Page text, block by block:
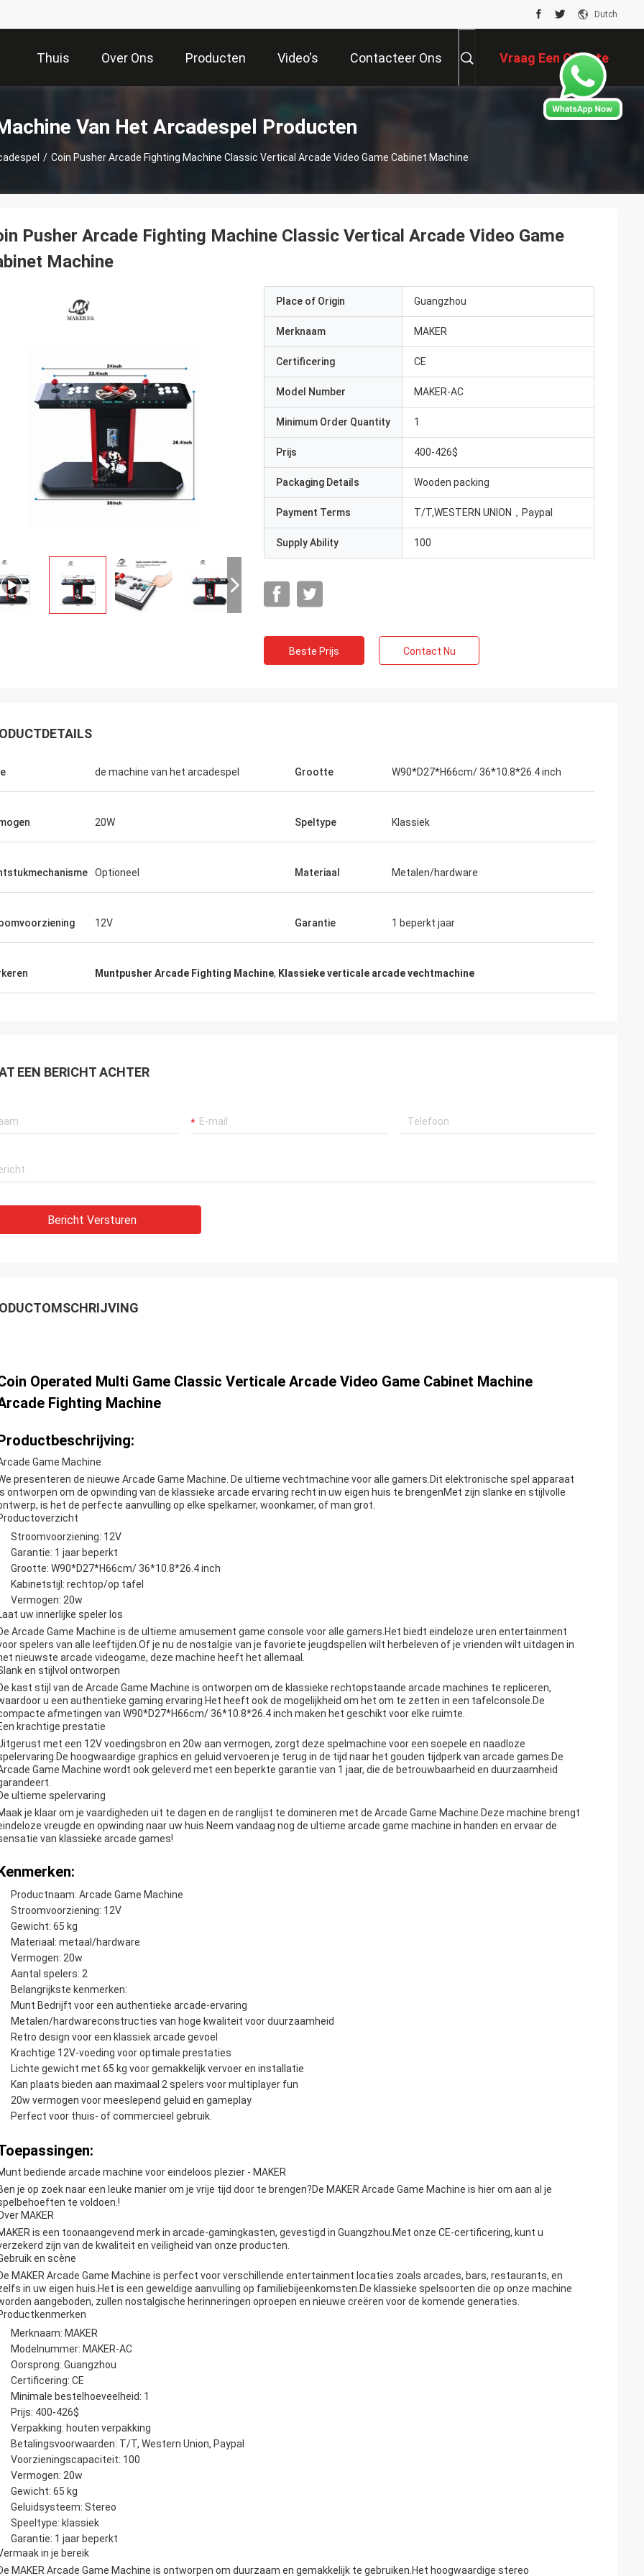
Dutch
Thuis Over Ons Producten Video's Contacteer Ons Vraag Een Offerte
Aan
Van Het Arcadespel Producten
/ Coin Pusher Arcade Fighting Machine Classic Vertical Arcade Video Game Cabinet Machine
Pusher Arcade Fighting Machine Classic Vertical Arcade Video Game
Machine
Place of Origin Guangzhou
Merknaam MAKER
Certificering CE
Model Number MAKER-AC
Minimum Order Quantity 1
Prijs 400-426$
Packaging Details Wooden packing
Payment Terms T/T,WESTERN UNION，Paypal
Supply Ability 100
Beste Prijs Contact Nu
de machine van het arcadespel Grootte W90*D27*H66cm/ 36*10.8*26.4 inch
20W Speltype Klassiek
Optioneel Materiaal Metalen/hardware
12V Garantie 1 beperkt jaar
Muntpusher Arcade Fighting Machine, Klassieke verticale arcade vechtmachine
EEN BERICHT ACHTER
Bericht Versturen
Operated Multi Game Classic Verticale Arcade Video Game Cabinet Machine
Fighting Machine
Game Machine
presenteren de nieuwe Arcade Game Machine. De ultieme vechtmachine voor alle gamers.Dit elektronische spel apparaat
ontworpen om de opwinding van de klassieke arcade ervaring recht in uw eigen huis te brengenMet zijn slanke en stijlvolle
is het de perfecte aanvulling op elke spelkamer, woonkamer, of man grot.
Stroomvoorziening: 12V
Garantie: 1 jaar beperkt
Grootte: W90*D27*H66cm/ 36*10.8*26.4 inch
Kabinetstijl: rechtop/op tafel
Vermogen: 20w
uw innerlijke speler los
Arcade Game Machine is de ultieme amusement game console voor alle gamers.Het biedt eindeloze uren entertainment
spelers van alle leeftijden.Of je nu de nostalgie van je favoriete jeugdspellen wilt herbeleven of je vrienden wilt uitdagen in
nieuwste arcade videogame, deze machine heeft het allemaal.
en stijlvol ontworpen
kast stijl van de Arcade Game Machine is ontworpen om de klassieke rechtopstaande arcade machines te repliceren,
u een authentieke gaming ervaring.Het heeft ook de mogelijkheid om het om te zetten in een tafelconsole.De
afmetingen van W90*D27*H66cm/ 36*10.8*26.4 inch maken het geschikt voor elke ruimte.
krachtige prestatie
met een 12V voedingsbron en 20w aan vermogen, zorgt deze spelmachine voor een soepele en naadloze
hoogwaardige graphics en geluid vervoeren je terug in de tijd naar het gouden tijdperk van arcade games.De
Game Machine wordt ook geleverd met een beperkte garantie van 1 jaar, die de betrouwbaarheid en duurzaamheid
ultieme spelervaring
je klaar om je vaardigheden uit te dagen en de ranglijst te domineren met de Arcade Game Machine.Deze machine brengt
vreugde en opwinding naar uw huis.Neem vandaag nog de ultieme arcade game machine in handen en ervaar de
van klassieke arcade games!
Productnaam: Arcade Game Machine
Stroomvoorziening: 12V
Gewicht: 65 kg
Materiaal: metaal/hardware
Vermogen: 20w
Aantal spelers: 2
Belangrijkste kenmerken:
Munt Bedrijft voor een authentieke arcade-ervaring
Metalen/hardwareconstructies van hoge kwaliteit voor duurzaamheid
Retro design voor een klassiek arcade gevoel
Krachtige 12V-voeding voor optimale prestaties
Lichte gewicht met 65 kg voor gemakkelijk vervoer en installatie
Kan plaats bieden aan maximaal 2 spelers voor multiplayer fun
20w vermogen voor meeslepend geluid en gameplay
Perfect voor thuis- of commercieel gebruik.
bediende arcade machine voor eindeloos plezier - MAKER
je op zoek naar een leuke manier om je vrije tijd door te brengen?De MAKER Arcade Game Machine is hier om aan al je
te voldoen.!
MAKER
is een toonaangevend merk in arcade-gamingkasten, gevestigd in Guangzhou.Met onze CE-certificering, kunt u
zijn van de kwaliteit en veiligheid van onze producten.
en scène
MAKER Arcade Game Machine is perfect voor verschillende entertainment locaties zoals arcades, bars, restaurants, en
in uw eigen huis.Het is een geweldige aanvulling op familiebijeenkomsten.De klassieke spelsoorten die op onze machine
aangeboden, zullen nostalgische herinneringen oproepen en nieuwe creëren voor de komende generaties.
Merknaam: MAKER
Modelnummer: MAKER-AC
Oorsprong: Guangzhou
Certificering: CE
Minimale bestelhoeveelheid: 1
Prijs: 400-426$
Verpakking: houten verpakking
Betalingsvoorwaarden: T/T, Western Union, Paypal
Voorzieningscapaciteit: 100
Vermogen: 20w
Gewicht: 65 kg
Geluidsysteem: Stereo
Speeltype: klassiek
Garantie: 1 jaar beperkt
in je bereik
MAKER Arcade Game Machine is ontworpen om duurzaam en gemakkelijk te gebruiken.Het hoogwaardige stereo